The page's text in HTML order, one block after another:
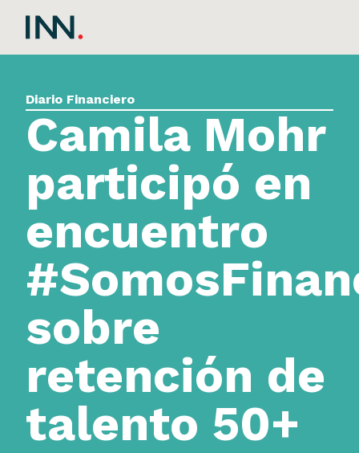
Diario Financiero
Camila Mohr
participó en
encuentro
sobre
retención de
talento 50+